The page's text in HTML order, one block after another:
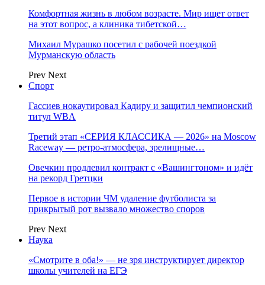
Комфортная жизнь в любом возрасте. Мир ищет ответ
на этот вопрос, а клиника тибетской…
Михаил Мурашко посетил с рабочей поездкой
Мурманскую область
Prev Next
Спорт
Гассиев нокаутировал Кадиру и защитил чемпионский
титул WBA
Третий этап «СЕРИЯ КЛАССИКА — 2026» на Moscow
Raceway — ретро‑атмосфера, зрелищные…
Овечкин продлевил контракт с «Вашингтоном» и идёт
на рекорд Гретцки
Первое в истории ЧМ удаление футболиста за
прикрытый рот вызвало множество споров
Prev Next
Наука
«Смотрите в оба!» — не зря инструктирует директор
школы учителей на ЕГЭ